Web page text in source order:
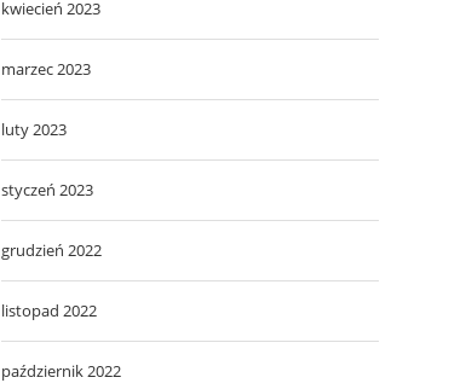
kwiecień 2023
marzec 2023
luty 2023
styczeń 2023
grudzień 2022
listopad 2022
październik 2022